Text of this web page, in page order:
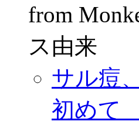
from
ス由来
サル痘
初めて